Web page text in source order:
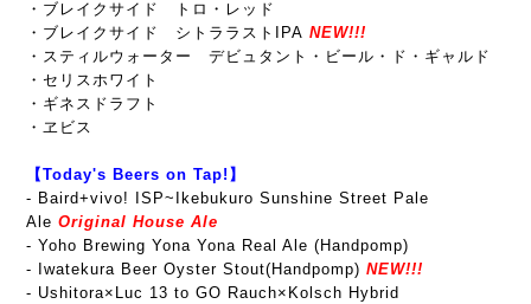
・ブレイクサイド トロ・レッド
・ブレイクサイド シトララストIPA NEW!!!
・スティルウォーター デビュタント・ビール・ド・ギャルド
・セリスホワイト
・ギネスドラフト
・ヱビス
【Today's Beers on Tap!】
- Baird+vivo! ISP~Ikebukuro Sunshine Street Pale
Ale Original House Ale
- Yoho Brewing Yona Yona Real Ale (Handpomp)
- Iwatekura Beer Oyster Stout(Handpomp) NEW!!!
- Ushitora×Luc 13 to GO Rauch×Kolsch Hybrid